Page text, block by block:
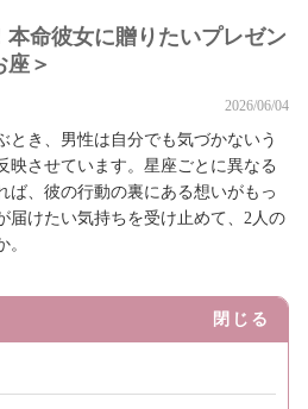
命彼女に贈りたいプレゼン
座＞
2026/06/04
とき、男性は自分でも気づかないう
映させています。星座ごとに異なる
ば、彼の行動の裏にある想いがもっ
届けたい気持ちを受け止めて、2人の
閉じる